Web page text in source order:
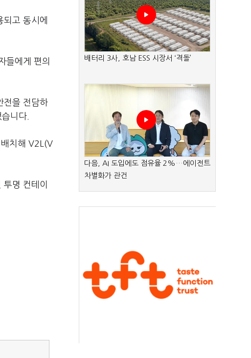
고 동시에
들에게 편의
전을 전담하
니다.
치해 V2L(V
명 컨테이
배터리 3사, 호남 ESS 시장서 ‘격돌’
다음, AI 도입에도 점유율 2%…에이전트
차별화가 관건